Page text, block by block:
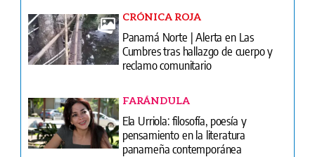
CRÓNICA ROJA
Panamá Norte | Alerta en Las
Cumbres tras hallazgo de cuerpo y
reclamo comunitario
FARÁNDULA
Ela Urriola: filosofía, poesía y
pensamiento en la literatura
panameña contemporánea